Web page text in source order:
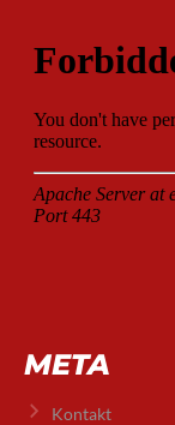
META
Kontakt